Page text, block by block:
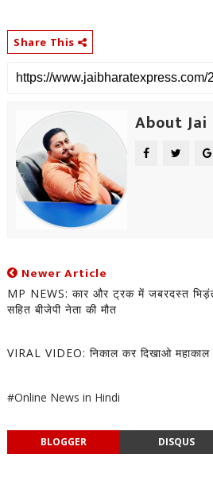
Share This
About Jai
Newer Article
MP NEWS: कार और ट्रक में जबरदस्त
सहित बीजेपी नेता की मौत
VIRAL VIDEO: निकाल कर दिखाओ महाकाल
#Online News in Hindi
BLOGGER DISQUS